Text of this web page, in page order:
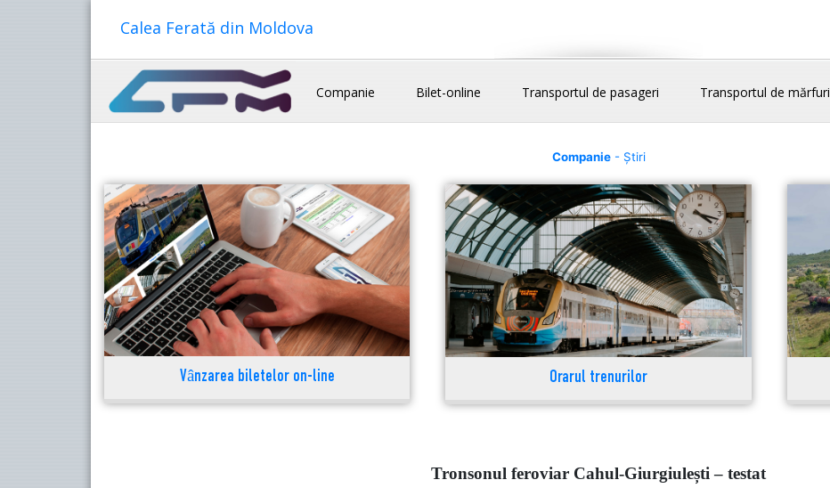
Calea Ferată din Moldova
Companie Bilet-online Transportul de pasageri Transportul de mărfuri
Companie- Știri
Vânzarea biletelor on-line Orarul trenurilor
Tronsonul feroviar Cahul-Giurgiulești – testat